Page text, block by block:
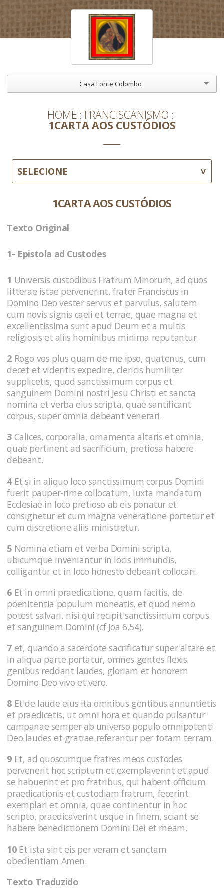
Casa Fonte Colombo
HOME FRANCISCANISMO
1CARTA AOS CUSTÓDIOS
SELECIONE
1CARTA AOS CUSTÓDIOS
Texto Original
1- Epistola ad Custodes
1 Universis custodibus Fratrum Minorum, ad quos
litterae istae pervenerint, frater Franciscus in
Domino Deo vester servus et parvulus, salutem
cum novis signis caeli et terrae, quae magna et
excellentissima sunt apud Deum et a multis
religiosis et aliis hominibus minima reputantur.
2 Rogo vos plus quam de me ipso, quatenus, cum
decet et videritis expedire, clericis humiliter
supplicetis, quod sanctissimum corpus et
sanguinem Domini nostri Jesu Christi et sancta
nomina et verba eius scripta, quae santificant
corpus, super omnia debeant venerari.
3 Calices, corporalia, ornamenta altaris et omnia,
quae pertinent ad sacrificium, pretiosa habere
debeant.
4Et si in aliquo loco sanctissimum corpus Domini
fuerit pauper-rime collocatum, iuxta mandatum
Ecclesiae in loco pretioso ab eis ponatur et
consignetur et cum magna veneratione portetur et
cum discretione aliis ministretur.
5 Nomina etiam et verba Domini scripta,
ubicumque inveniantur in locis immundis,
colligantur et in loco honesto debeant collocari.
6 Et in omni praedicatione, quam facitis, de
poenitentia populum moneatis, et quod nemo
potest salvari, nisi qui recipit sanctissimum corpus
et sanguinem Domini (cf Joa 6,54),
7 et, quando a sacerdote sacrificatur super altare et
in aliqua parte portatur, omnes gentes flexis
genibus reddant laudes, gloriam et honorem
Domino Deo vivo et vero.
8 Et de laude eius ita omnibus gentibus annuntietis
et praedicetis, ut omni hora et quando pulsantur
campanae semper ab universo populo omnipotenti
Deo laudes et gratiae referantur per totam terram.
9 Et, ad quoscumque fratres meos custodes
pervenerit hoc scriptum et exemplaverint et apud
se habuerint et pro fratribus, qui habent officium
praedicationis et custodiam fratrum, fecerint
exemplari et omnia, quae continentur in hoc
scripto, praedicaverint usque in finem, sciant se
habere benedictionem Domini Dei et meam.
10Et ista sint eis per veram et sanctam
obedientiam Amen.
Texto Traduzido